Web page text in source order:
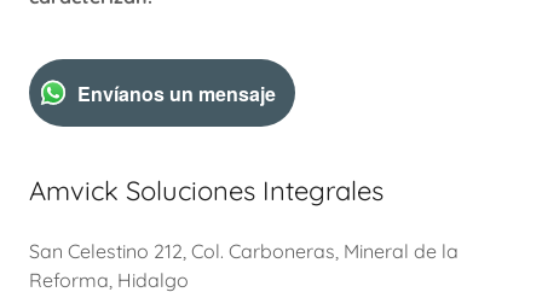
Envíanos un mensaje
Amvick Soluciones Integrales
San Celestino 212, Col. Carboneras, Mineral de la
Reforma, Hidalgo